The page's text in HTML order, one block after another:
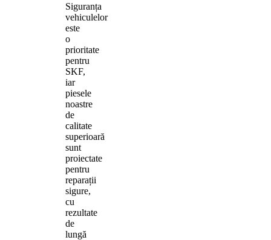
Siguranța
vehiculelor
este
o
prioritate
pentru
SKF,
iar
piesele
noastre
de
calitate
superioară
sunt
proiectate
pentru
reparații
sigure,
cu
rezultate
de
lungă